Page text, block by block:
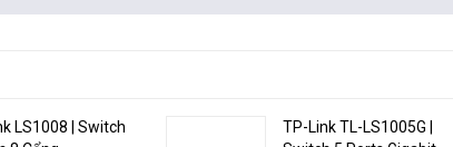
SwitchHP Aruba 2930F-48G-4SFP JL254Amang lại khả
trong môi trường kinh doanh nơi thông tin quan trọng cần
LS1008 | Switch
TP-Link TL-LS1005G |